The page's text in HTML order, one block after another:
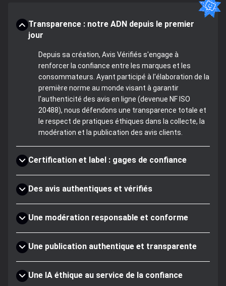
Transparence : notre ADN depuis le premier
jour
Depuis sa création, Avis Vérifiés s'engage à
renforcer la confiance entre les marques et les
consommateurs. Ayant participé à l'élaboration de la
première norme au monde visant à garantir
l'authenticité des avis en ligne (devenue NF ISO
20488), nous défendons une transparence totale et
le respect de pratiques éthiques dans la collecte, la
modération et la publication des avis clients.
Certification et label : gages de confiance
Des avis authentiques et vérifiés
Une modération responsable et conforme
Une publication authentique et transparente
Une IA éthique au service de la confiance